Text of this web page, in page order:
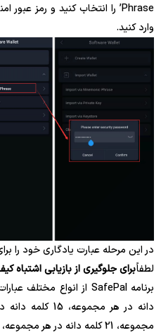
وارد کنید.
در این مرحله عبارت یادگاری خود را
لطفاًبرای جلوگیری از بازیابی اشتباه
مجموعه، 21 کلمه دانه در هر مجموعه، و 24 کلمه دانه در هر مجموعه.